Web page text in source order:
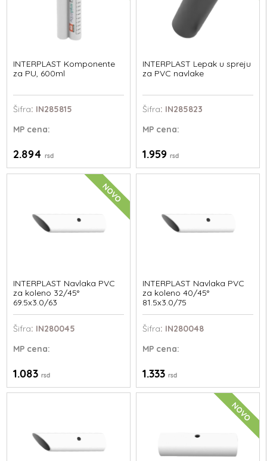
INTERPLAST Komponente
za PU, 600ml
Šifra: IN285815
MP cena:
2.894rsd
INTERPLAST Lepak u spreju
za PVC navlake
Šifra: IN285823
MPcena:
1.959 rsd
NOVO
INTERPLAST Navlaka PVC
za koleno 32/45°
69.5x3.0/63
Šifra: IN280045
MP cena:
1.083rsd
INTERPLAST Navlaka PVC
za koleno 40/45°
81.5x3.0/75
Šifra: IN280048
MPcena:
1.333 rsd
NOVO